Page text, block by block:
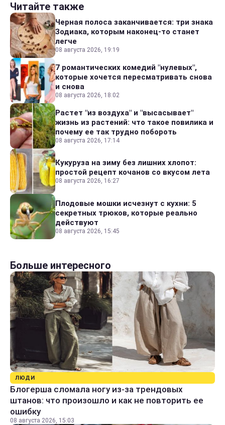
Читайте также
Черная полоса заканчивается: три знака
Зодиака, которым наконец-то станет
легче
08 августа 2026, 19:19
7 романтических комедий "нулевых",
которые хочется пересматривать снова
и снова
08 августа 2026, 18:02
Растет "из воздуха" и "высасывает"
жизнь из растений: что такое повилика и
почему ее так трудно побороть
08 августа 2026, 17:14
Кукуруза на зиму без лишних хлопот:
простой рецепт кочанов со вкусом лета
08 августа 2026, 16:27
Плодовые мошки исчезнут с кухни: 5
секретных трюков, которые реально
действуют
08 августа 2026, 15:45
Больше интересного
ЛЮДИ
Блогерша сломала ногу из-за трендовых
штанов: что произошло и как не повторить ее
ошибку
08 августа 2026, 15:03